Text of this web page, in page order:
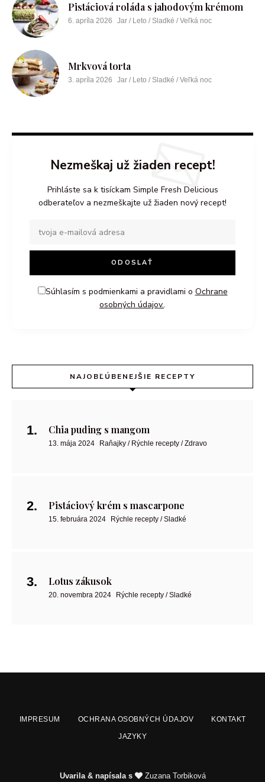
Pistáciová roláda s jahodovým krémom
6. apríla 2026 Jar / Leto / Sladké / Veľká noc
Mrkvová torta
3. apríla 2026 Jar / Leto / Sladké / Veľká noc
Nezmeškaj už žiaden recept!
Prihláste sa k tisíckam Simple Fresh Delicious
odberateľov a nezmeškajte už žiaden nový recept!
Súhlasím s podmienkami a pravidlami o Ochrane
osobných údajov..
NAJOBĽÚBENEJŠIE RECEPTY
Chia puding s mangom
13. mája 2024 Raňajky / Rýchle recepty / Zdravo
Pistáciový krém s mascarpone
15. februára 2024 Rýchle recepty / Sladké
Lotus zákusok
20. novembra 2024 Rýchle recepty / Sladké
IMPRESUM OCHRANA OSOBNÝCH ÚDAJOV KONTAKT
JAZYKY
Uvarila & napísala s Zuzana Torbiková